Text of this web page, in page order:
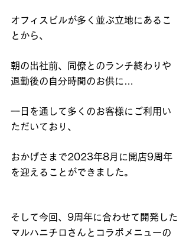
オフィスビルが多く並ぶ立地にあるこ
とから、
朝の出社前、同僚とのランチ終わりや
退勤後の自分時間のお供に…
一日を通して多くのお客様にご利用い
ただいており、
おかげさまで2023年8月に開店9周年
を迎えることができました。
そして今回、9周年に合わせて開発した
マルハニチロさんとコラボメニューの